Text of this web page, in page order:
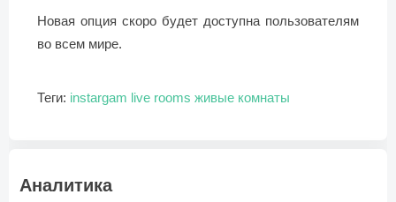
Новая опция скоро будет доступна пользователям
во всем мире.
Теги: instargam live rooms живые комнаты
Аналитика